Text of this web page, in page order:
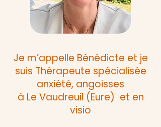
Je m’appelle Bénédicte et je
suis Thérapeute spécialisée
anxiété, angoisses
à Le Vaudreuil (Eure) et en
visio